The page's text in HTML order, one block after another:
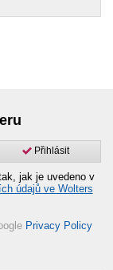
Přihlásit
jak je uvedeno v
údajů ve Wolters
Privacy Policy